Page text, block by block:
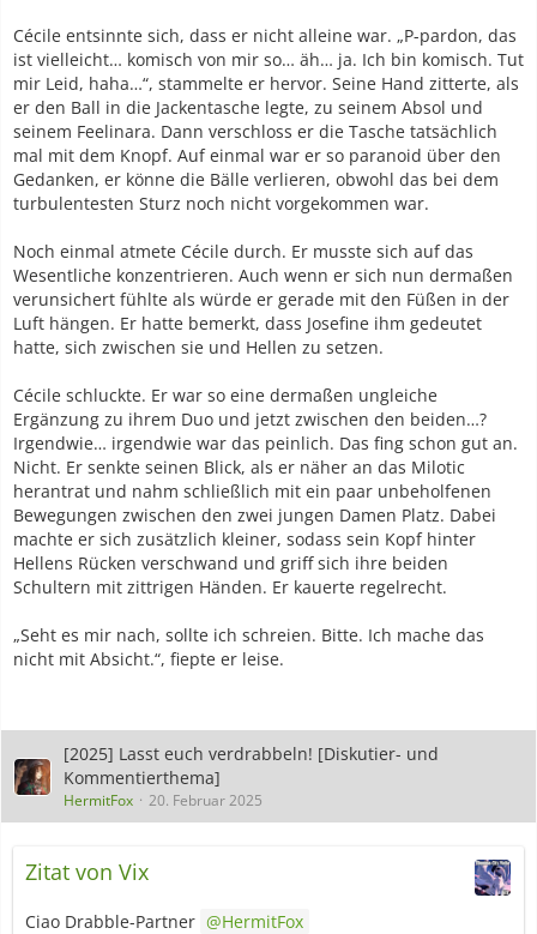
Cécile entsinnte sich, dass er nicht alleine war. „P-pardon, das
ist vielleicht… komisch von mir so… äh… ja. Ich bin komisch. Tut
mir Leid, haha…“, stammelte er hervor. Seine Hand zitterte, als
er den Ball in die Jackentasche legte, zu seinem Absol und
seinem Feelinara. Dann verschloss er die Tasche tatsächlich
mal mit dem Knopf. Auf einmal war er so paranoid über den
Gedanken, er könne die Bälle verlieren, obwohl das bei dem
turbulentesten Sturz noch nicht vorgekommen war.
Noch einmal atmete Cécile durch. Er musste sich auf das
Wesentliche konzentrieren. Auch wenn er sich nun dermaßen
verunsichert fühlte als würde er gerade mit den Füßen in der
Luft hängen. Er hatte bemerkt, dass Josefine ihm gedeutet
hatte, sich zwischen sie und Hellen zu setzen.
Cécile schluckte. Er war so eine dermaßen ungleiche
Ergänzung zu ihrem Duo und jetzt zwischen den beiden…?
Irgendwie… irgendwie war das peinlich. Das fing schon gut an.
Nicht. Er senkte seinen Blick, als er näher an das Milotic
herantrat und nahm schließlich mit ein paar unbeholfenen
Bewegungen zwischen den zwei jungen Damen Platz. Dabei
machte er sich zusätzlich kleiner, sodass sein Kopf hinter
Hellens Rücken verschwand und griff sich ihre beiden
Schultern mit zittrigen Händen. Er kauerte regelrecht.
„Seht es mir nach, sollte ich schreien. Bitte. Ich mache das
nicht mit Absicht.“, fiepte er leise.
[2025] Lasst euch verdrabbeln! [Diskutier- und
Kommentierthema]
HermitFox 20. Februar 2025
Zitat von Vix
Ciao Drabble-Partner
HermitFox